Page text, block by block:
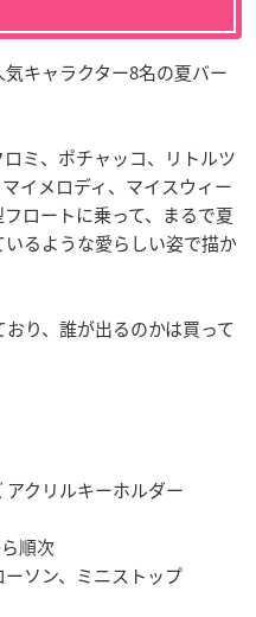
気キャラクター8名の夏バー
ミ、ポチャッコ、リトルツ
イメロディ、マイスウィー
ロートに乗って、まるで夏
るような愛らしい姿で描か
り、誰が出るのかは買って
クリルキーホルダー
順次
ソン、ミニストップ